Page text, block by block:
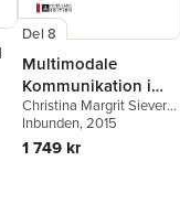
Del 8
Multimodale
Kommunikation im
Social Web
Christina Margrit Siever,
Torsten Siever
Inbunden, 2015
1 749 kr